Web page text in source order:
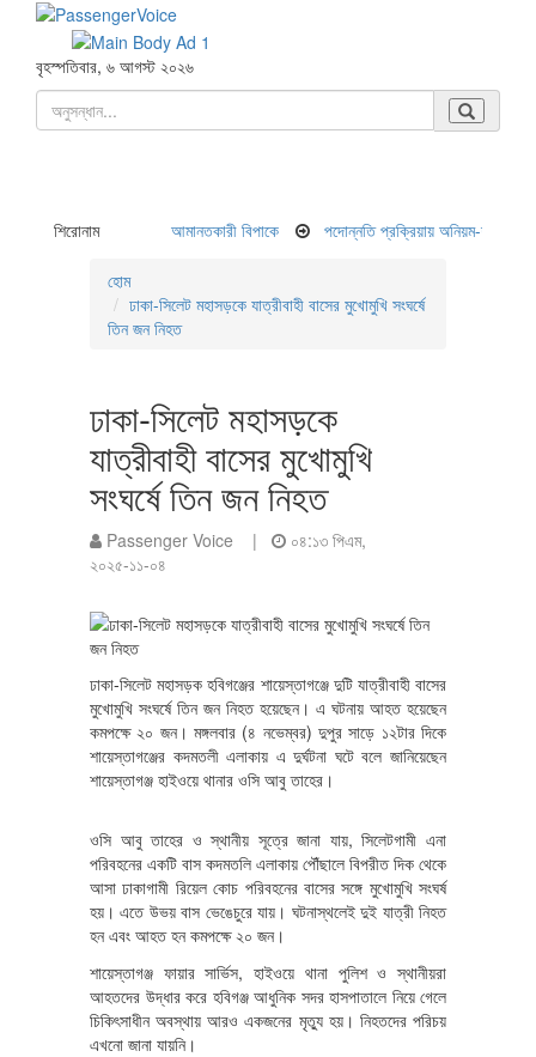
বৃহস্পতিবার, ৬ আগস্ট ২০২৬
শিরোনাম
হওয়ায় ২ কোটি আমানতকারী বিপাকে পদোন্নতি প্রক্রিয়ায় অনিয়ম-দুর্নীতি,বিমানের
হোম
ঢাকা-সিলেট মহাসড়কে যাত্রীবাহী বাসের মুখোমুখি সংঘর্ষে
তিন জন নিহত
ঢাকা-সিলেট মহাসড়কে
যাত্রীবাহী বাসের মুখোমুখি
সংঘর্ষে তিন জন নিহত
Passenger Voice |
০৪:১৩ পিএম,
২০২৫-১১-০৪
ঢাকা-সিলেট মহাসড়ক হবিগঞ্জের শায়েস্তাগঞ্জে দুটি যাত্রীবাহী বাসের
মুখোমুখি সংঘর্ষে তিন জন নিহত হয়েছেন। এ ঘটনায় আহত হয়েছেন
কমপক্ষে ২০ জন। মঙ্গলবার (৪ নভেম্বর) দুপুর সাড়ে ১২টার দিকে
শায়েস্তাগঞ্জের কদমতলী এলাকায় এ দুর্ঘটনা ঘটে বলে জানিয়েছেন
শায়েস্তাগঞ্জ হাইওয়ে থানার ওসি আবু তাহের।
ওসি আবু তাহের ও স্থানীয় সূত্রে জানা যায়, সিলেটগামী এনা
পরিবহনের একটি বাস কদমতলি এলাকায় পৌঁছালে বিপরীত দিক থেকে
আসা ঢাকাগামী রিয়েল কোচ পরিবহনের বাসের সঙ্গে মুখোমুখি সংঘর্ষ
হয়। এতে উভয় বাস ভেঙেচুরে যায়। ঘটনাস্থলেই দুই যাত্রী নিহত
হন এবং আহত হন কমপক্ষে ২০ জন।
শায়েস্তাগঞ্জ ফায়ার সার্ভিস, হাইওয়ে থানা পুলিশ ও স্থানীয়রা
আহতদের উদ্ধার করে হবিগঞ্জ আধুনিক সদর হাসপাতালে নিয়ে গেলে
চিকিৎসাধীন অবস্থায় আরও একজনের মৃত্যু হয়। নিহতদের পরিচয়
এখনো জানা যায়নি।